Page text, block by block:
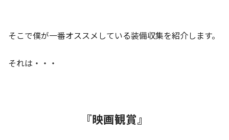
そこで僕が一番オススメしている装備収集を紹介します。
それは・・・
『映画観賞』